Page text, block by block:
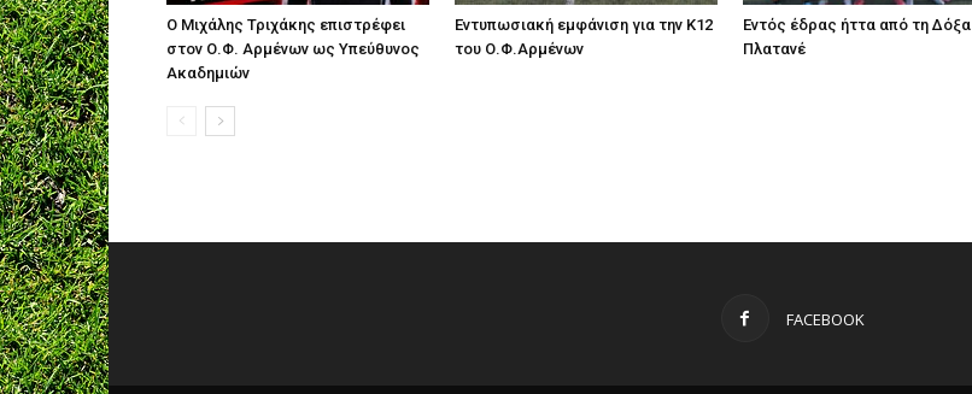
Ο Μιχάλης Τριχάκης επιστρέφει
στον Ο.Φ. Αρμένων ως Υπεύθυνος
Ακαδημιών
Εντυπωσιακή εμφάνιση για την Κ12
του Ο.Φ.Αρμένων
Εντός έδρας ήττα από τη Δόξα
Πλατανέ
FACEBOOK